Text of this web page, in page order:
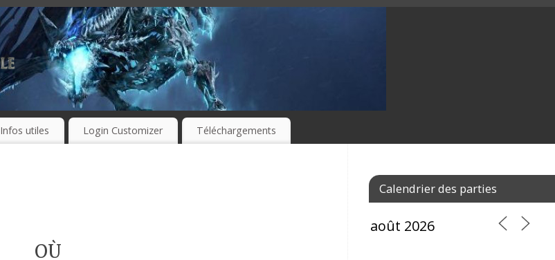
Infos utiles Login Customizer Téléchargements
OÙ
Calendrier des parties